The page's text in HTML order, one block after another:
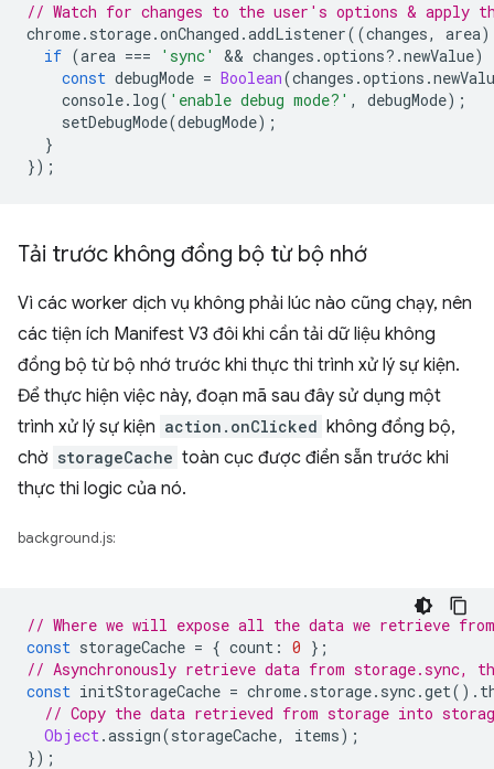
// Watch for changes to the user's options & apply
chrome. storage.onChanged .addListener((changes, area)
if (area === 'sync' && changes .options? .newValue)
const debugMode = Boolean(changes .options .
console. log( 'enable debug mode?' , debugMode);
setDebugMode(debugMode);
}
});
Tải trước không đồng bộ từ bộ nhớ
Vì các worker dịch vụ không phải lúc nào cũng chạy, nên
các tiện ích Manifest V3 đôi khi cần tải dữ liệu không
đồng bộ từ bộ nhớ trước khi thực thi trình xử lý sự kiện.
Để thực hiện việc này, đoạn mã sau đây sử dụng một
trình xử lý sự kiện action.onClicked không đồng bộ,
chờ storageCache toàn cục được điền sẵn trước khi
thực thi logic của nó.
background.js:
// Where we will expose all the data we retrieve
const storageCache = { count : 0 };
// Asynchronously retrieve data from storage.sync,
const initStorageCache = chrome. storage. sync.get().
// Copy the data retrieved from storage into
Object.assign(storageCache, items);
});